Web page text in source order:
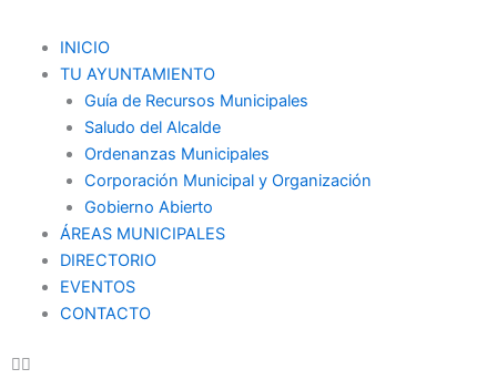
contenido
INICIO
TU AYUNTAMIENTO
Guía de Recursos Municipales
Saludo del Alcalde
Ordenanzas Municipales
Corporación Municipal y Organización
Gobierno Abierto
ÁREAS MUNICIPALES
DIRECTORIO
EVENTOS
CONTACTO
Menu